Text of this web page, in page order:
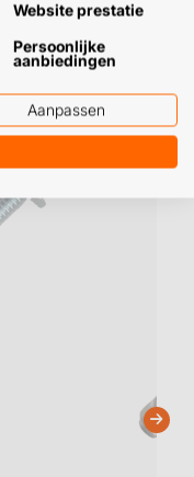
Website prestatie
Persoonlijke
aanbiedingen
Aanpassen